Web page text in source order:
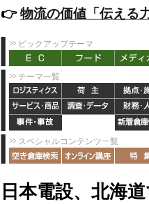
👉️物流の価値「伝える
ピックアップテーマ
テーマ一覧
スペシャルコンテンツ一覧
日本電設、北海